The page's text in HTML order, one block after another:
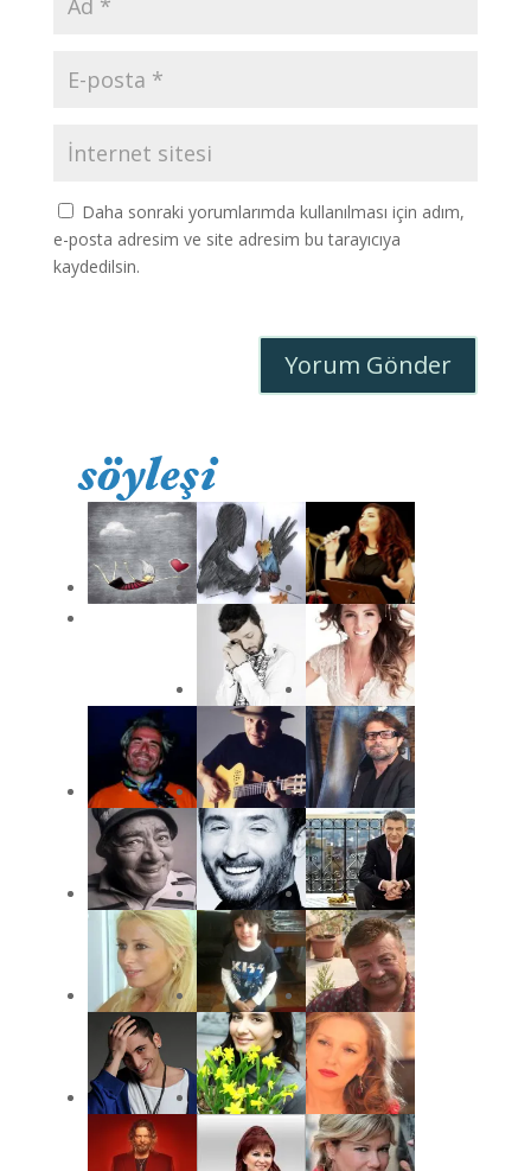
Daha sonraki yorumlarımda kullanılması için adım,
e-posta adresim ve site adresim bu tarayıcıya
kaydedilsin.